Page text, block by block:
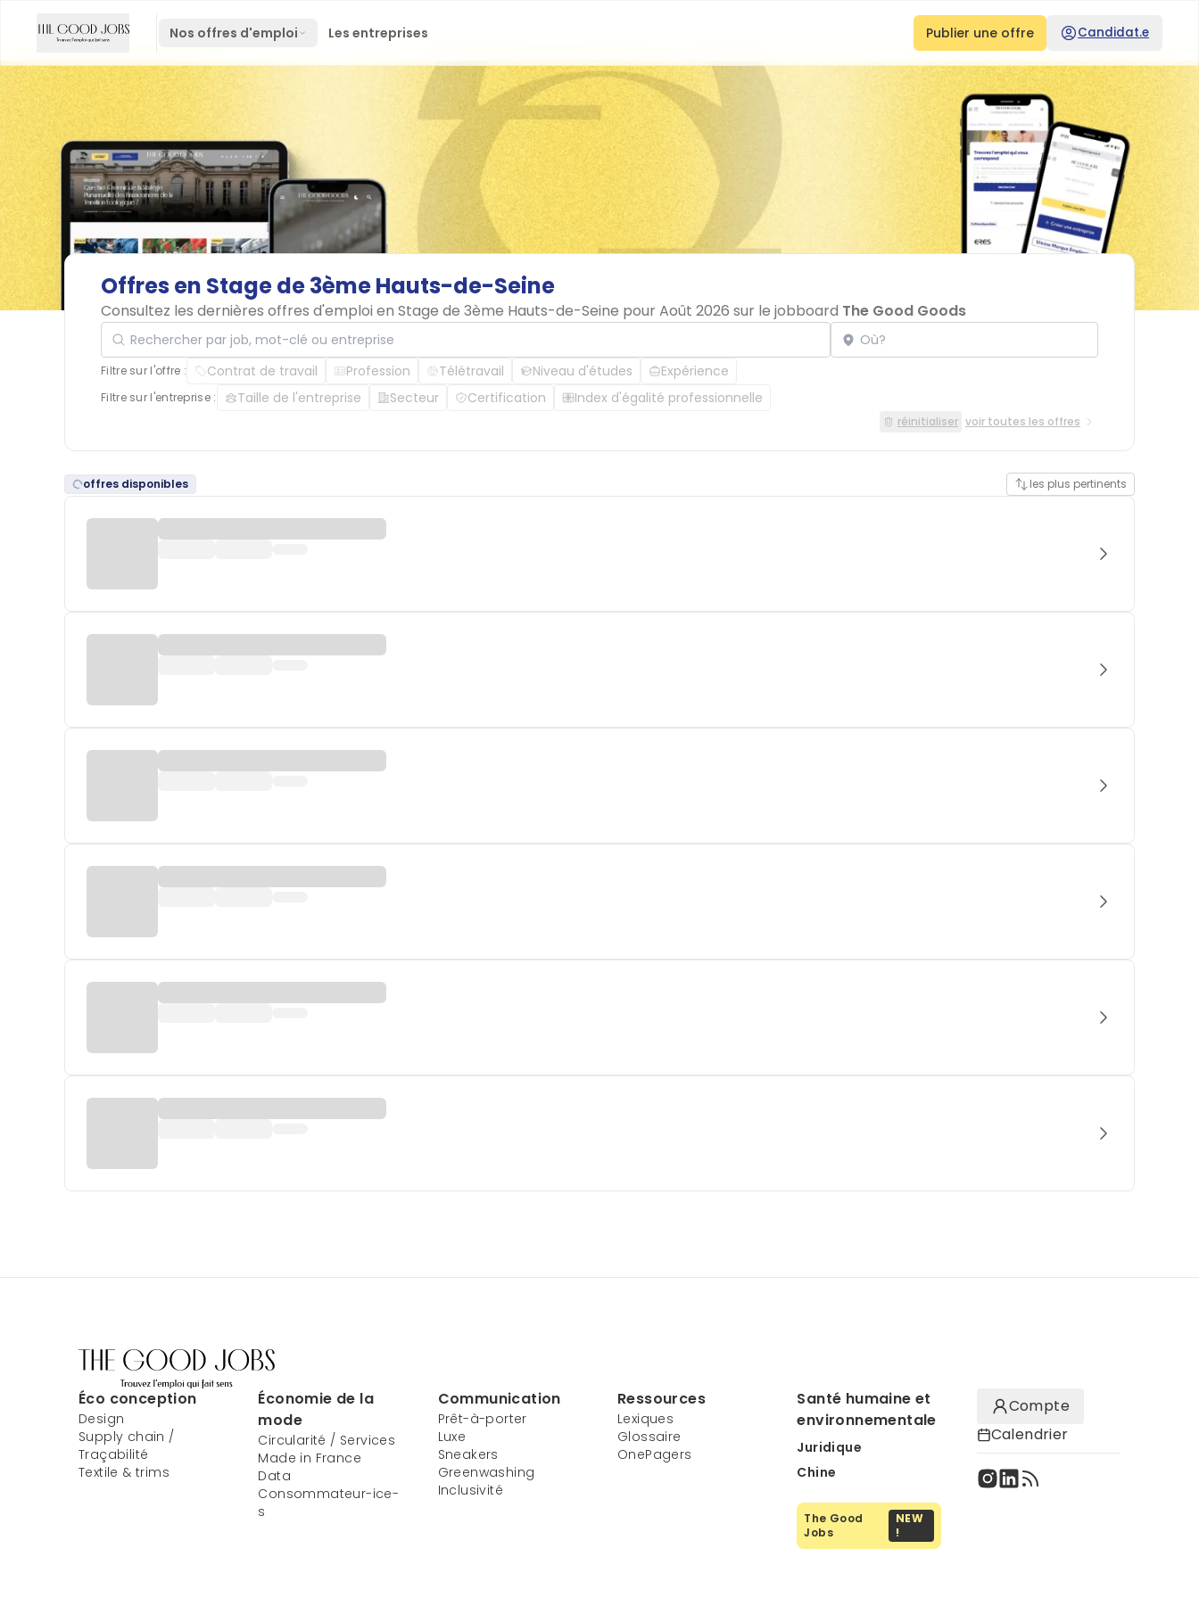
Nos offres d'emploi Les entreprises Publier une offre Candidat.e
Offres en Stagede3èmeHauts-de-Seine
Consultez les dernières offres d'emploi en Stage de 3ème Hauts-de-Seine pour Août 2026 sur le jobboard The Good Goods
Rechercher par job, mot-clé ou entreprise Localisation
Filtre sur l'offre : Contrat de travail Profession Télétravail Niveau d'études Expérience
Filtre sur l'entreprise : Taille de l'entreprise Secteur Certification Index d'égalité professionnelle
réinitialiser voir toutes les offres
offres disponibles les plus pertinents
Éco conception
Design
Supply chain /
Traçabilité
Textile & trims
Économie de la
mode
Circularité / Services
Made in France
Data
Consommateur-ice-
s
Communication
Prêt-à-porter
Luxe
Sneakers
Greenwashing
Inclusivité
Ressources
Lexiques
Glossaire
OnePagers
Santé humaine et
environnementale
Juridique
Chine
The Good
Jobs
NEW
!
Compte
Calendrier